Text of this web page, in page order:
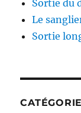
Sortie du
Le
Sortie